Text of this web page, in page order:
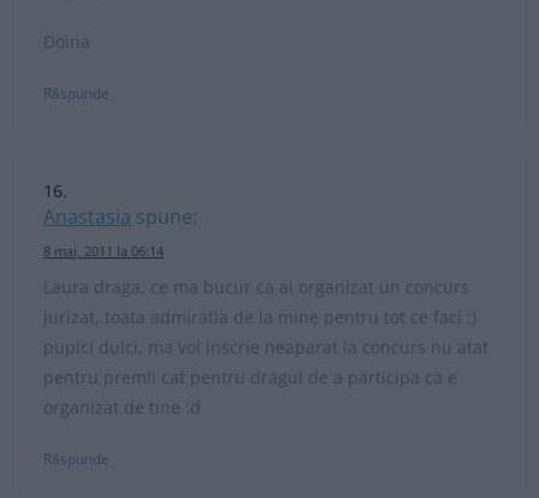
Doina
Răspunde
Anastasia spune:
8 mai, 2011 la 06:14
Laura draga, ce ma bucur ca ai organizat un concurs
jurizat, toata admiratia de la mine pentru tot ce faci :)
pupici dulci, ma voi inscrie neaparat la concurs nu atat
pentru premii cat pentru dragul de a participa ca e
organizat de tine :d
Răspunde